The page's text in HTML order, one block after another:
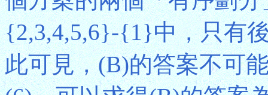
{2,3,4,5,6}-{1}中，只有
此可見，(B)的答案不可